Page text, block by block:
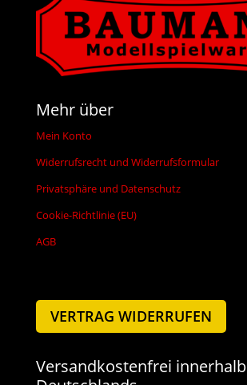
Mehr über
Mein Konto
Widerrufsrecht und Widerrufsformular
Privatsphäre und Datenschutz
Cookie-Richtlinie (EU)
AGB
VERTRAG WIDERRUFEN
Versandkostenfrei innerhalb